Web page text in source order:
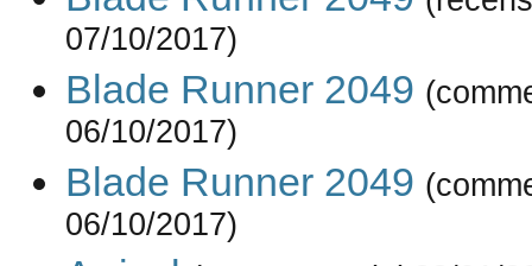
07/10/2017)
Blade Runner 2049
06/10/2017)
Blade Runner 2049
06/10/2017)